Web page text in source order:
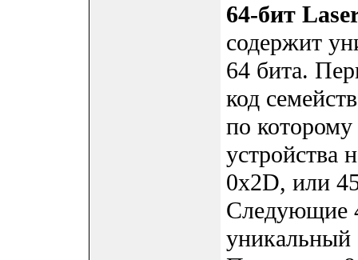
64-бит
содержит
64 бита.
код
по
устройства
0x2D, или
Следующие
уникальный